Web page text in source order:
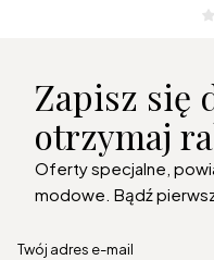
Zapisz się
otrzymaj
Oferty specjalne,
modowe. Bądź
Twój adres e-mail